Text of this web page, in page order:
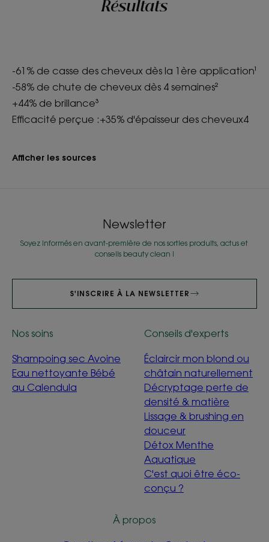
Résultats
-61% de casse des cheveux dès la 1ère application¹
-58% de chute de cheveux dès 4 semaines²
+44% de brillance³
Efficacité perçue :+35% d'épaisseur des cheveux4
Afficher les sources
Newsletter
Soyez informés en avant-première de nos sorties produits, actus et
conseils beauty clean !
S'INSCRIRE À LA NEWSLETTER
Nos soins
Shampoing sec Avoine
Eau nettoyante Bébé
au Calendula
Conseils d'experts
Éclaircir mon blond ou
châtain naturellement
Décryptage perte de
densité & matière
Lissage & brushing en
douceur
Détox Menthe
Aquatique
C'est quoi être éco-
conçu ?
À propos